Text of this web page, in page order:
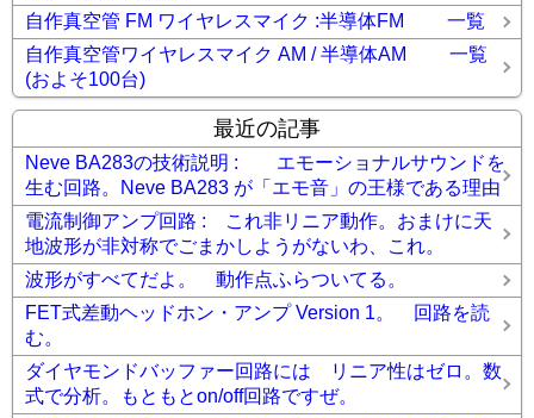
自作真空管 FM ワイヤレスマイク :半導体FM 一覧
自作真空管ワイヤレスマイク AM / 半導体AM 一覧
(およそ100台)
最近の記事
Neve BA283の技術説明 : エモーショナルサウンドを
生む回路。Neve BA283 が「エモ音」の王様である理由
電流制御アンプ回路 : これ非リニア動作。おまけに天
地波形が非対称でごまかしようがないわ、これ。
波形がすべてだよ。 動作点ふらついてる。
FET式差動ヘッドホン・アンプ Version 1。 回路を読
む。
ダイヤモンドバッファー回路には リニア性はゼロ。数
式で分析。もともとon/off回路ですぜ。